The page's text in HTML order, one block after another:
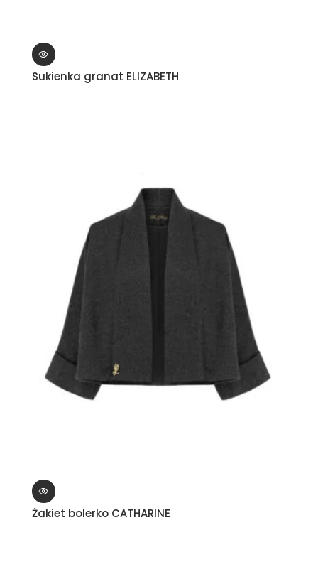
Sukienka granat ELIZABETH
Żakiet bolerko CATHARINE